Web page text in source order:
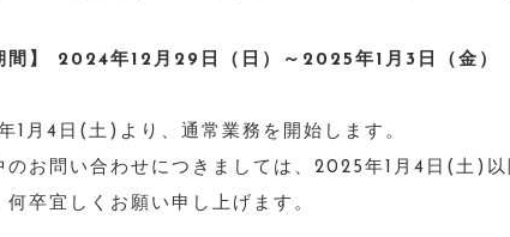
間】 2024年12月29日（日）～2025年1月3日（金）
1月4日(土)より、通常業務を開始します。
お問い合わせにつきましては、2025年1月4日(土)以
何卒宜しくお願い申し上げます。